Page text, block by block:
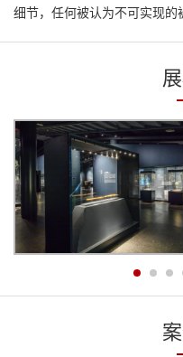
细节，任何被认为不可实现的